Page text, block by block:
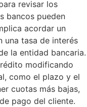
revisar los
bancos pueden
acordar un
una tasa de interés
la entidad bancaria.
modificando
como el plazo y el
cuotas más bajas,
pago del cliente.